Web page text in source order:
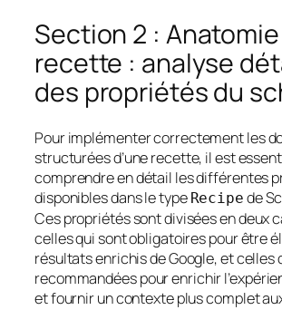
Section 2 : Anatomie
recette : analyse
des propriétés du
Pour implémenter correctement les
structurées d’une recette, il est
comprendre en détail les différentes
disponibles dans le type Recipe de
Ces propriétés sont divisées en deux
celles qui sont obligatoires pour être
résultats enrichis de Google, et celles
recommandées pour enrichir
et fournir un contexte plus complet